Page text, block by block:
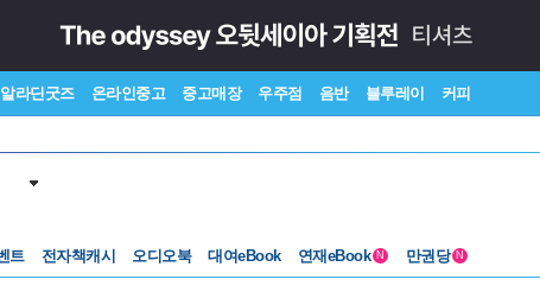
알라딘굿즈 온라인중고 중고매장 우주점 음반 블루레이 커피
트 전자책캐시 오디오북 대여eBook 연재eBook N 만권당 N